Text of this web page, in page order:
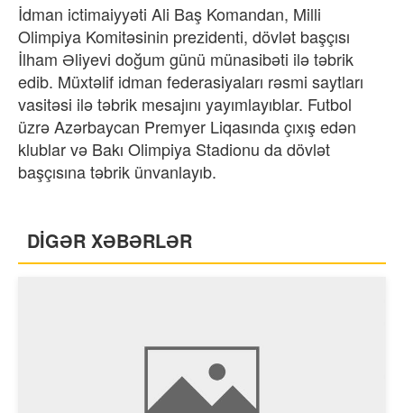
İdman ictimaiyyəti Ali Baş Komandan, Milli
Olimpiya Komitəsinin prezidenti, dövlət başçısı
İlham Əliyevi doğum günü münasibəti ilə təbrik
edib. Müxtəlif idman federasiyaları rəsmi saytları
vasitəsi ilə təbrik mesajını yayımlayıblar. Futbol
üzrə Azərbaycan Premyer Liqasında çıxış edən
klublar və Bakı Olimpiya Stadionu da dövlət
başçısına təbrik ünvanlayıb.
DİGƏR XƏBƏRLƏR